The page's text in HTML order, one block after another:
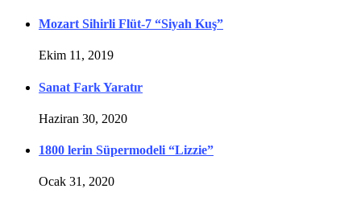
Mozart Sihirli Flüt-7 “Siyah Kuş”
Ekim 11, 2019
Sanat Fark Yaratır
Haziran 30, 2020
1800 lerin Süpermodeli “Lizzie”
Ocak 31, 2020